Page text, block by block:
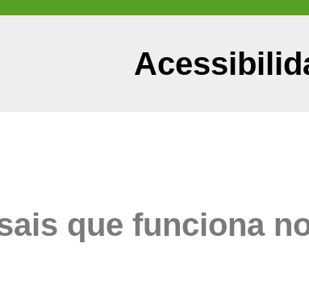
que funciona